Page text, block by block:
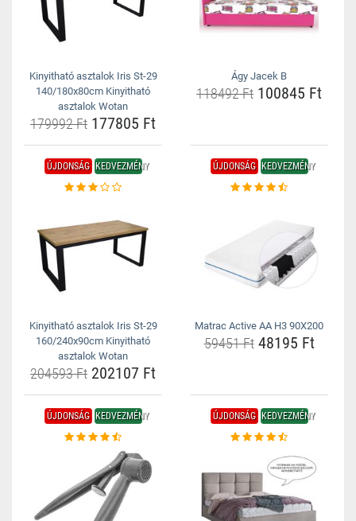
Kinyitható asztalok Iris St-29
140/180x80cm Kinyitható
asztalok Wotan
179992 Ft 177805 Ft
Ágy Jacek B
118492 Ft 100845 Ft
ÚJDONSÁG KEDVEZMÉNY
Kinyitható asztalok Iris St-29
160/240x90cm Kinyitható
asztalok Wotan
204593 Ft 202107 Ft
ÚJDONSÁG KEDVEZMÉNY
Matrac Active AA H3 90X200
59451 Ft48195 Ft
ÚJDONSÁG KEDVEZMÉNY ÚJDONSÁG KEDVEZMÉNY